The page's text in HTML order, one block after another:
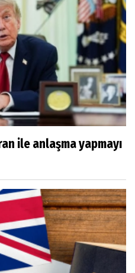
ile anlaşma yapmayı